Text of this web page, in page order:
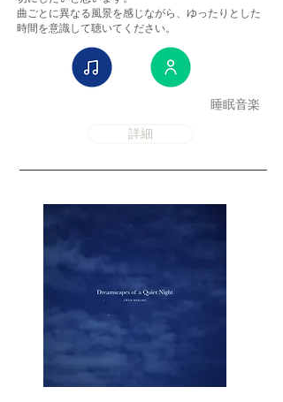
曲ごとに異なる風景を感じながら、ゆったりとした
時間を意識して聴いてください。
睡眠音楽
詳細